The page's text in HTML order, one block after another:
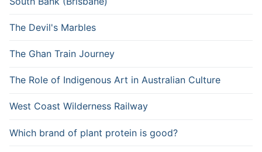
The Devil's Marbles
The Ghan Train Journey
The Role of Indigenous Art in Australian Culture
West Coast Wilderness Railway
Which brand of plant protein is good?